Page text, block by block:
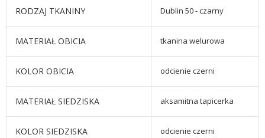
RODZAJ TKANINY Dublin 50 - czarny
MATERIAŁ OBICIA tkanina welurowa
KOLOR OBICIA odcienie czerni
MATERIAŁ SIEDZISKA aksamitna tapicerka
KOLOR SIEDZISKA odcienie czerni